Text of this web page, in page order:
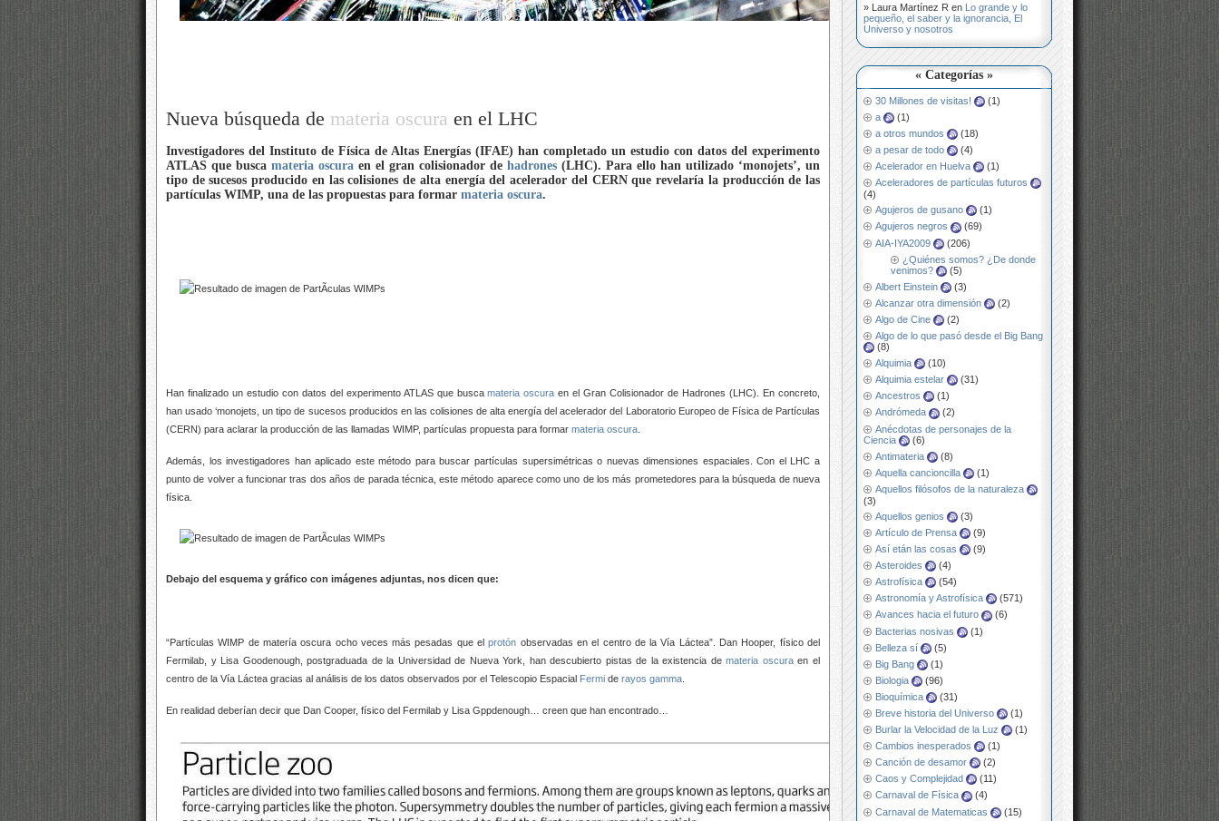
Laura Martínez R en Lo grande y lo
pequeño, el saber y la ignorancia, El
Universo y nosotros
« Categorías »
30 Millones de visitas!
(1)
a
(1)
a otros mundos
(18)
a pesar de todo
(4)
Acelerador en Huelva
(1)
Aceleradores de partículas futuros
(4)
Agujeros de gusano
(1)
Agujeros negros
(69)
AIA-IYA2009
(206)
¿Quiénes somos? ¿De donde
venimos?
(5)
Albert Einstein
(3)
Alcanzar otra dimensión
(2)
Algo de Cine
(2)
Algo de lo que pasó desde el Big Bang
(8)
Alquimia
(10)
Alquimia estelar
(31)
Ancestros
(1)
Andrómeda
(2)
Anécdotas de personajes de la
Ciencia
(6)
Antimateria
(8)
Aquella cancioncilla
(1)
Aquellos filósofos de la naturaleza
(3)
Aquellos genios
(3)
Artículo de Prensa
(9)
Así etán las cosas
(9)
Asteroides
(4)
Astrofísica
(54)
Astronomía y Astrofísica
(571)
Avances hacia el futuro
(6)
Bacterias nosivas
(1)
Belleza sí
(5)
Big Bang
(1)
Biologia
(96)
Bioquímica
(31)
Breve historia del Universo
(1)
Burlar la Velocidad de la Luz
(1)
Cambios inesperados
(1)
Canción de desamor
(2)
Caos y Complejidad
(11)
Carnaval de Física
(4)
Carnaval de Matematicas
(15)
Nueva búsqueda de materia oscura en el LHC
Investigadores del Instituto de Física de Altas Energías (IFAE) han completado un estudio con datos del experimento
ATLAS que busca materia oscura en el gran colisionador de hadrones (LHC). Para ello han utilizado ‘monojets’, un
tipo de sucesos producido en las colisiones de alta energía del acelerador del CERN que revelaría la producción de las
partículas WIMP, una de las propuestas para formar materia oscura.
Han finalizado un estudio con datos del experimento ATLAS que buscamateria oscura en el Gran Colisionador de Hadrones (LHC). En concreto,
han usado ‘monojets, un tipo de sucesos producidos en las colisiones de alta energía del acelerador del Laboratorio Europeo de Física de Partículas
(CERN) para aclarar la producción de las llamadas WIMP, partículas propuesta para formar materia oscura
Además, los investigadores han aplicado este método para buscar partículas supersimétricas o nuevas dimensiones espaciales. Con el LHC a
punto de volver a funcionar tras dos años de parada técnica, este método aparece como uno de los más prometedores para la búsqueda de nueva
física.
Debajo del esquema y gráfico con imágenes adjuntas, nos dicen que:
“Partículas WIMP de matería oscura ocho veces más pesadas que elprotón observadas en el centro de la Vía Láctea”. Dan Hooper, físico del
Fermilab, y Lisa Goodenough, postgraduada de la Universidad de Nueva York, han descubierto pistas de la existencia demateria oscuraen el
centro de la Vía Láctea gracias al análisis de los datos observados por el Telescopio Espacial Fermi de rayos gamma
En realidad deberían decir que Dan Cooper, físico del Fermilab y Lisa Gppdenough… creen que han encontrado…